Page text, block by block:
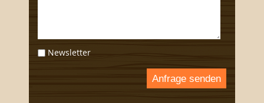
Newsletter
Anfrage senden